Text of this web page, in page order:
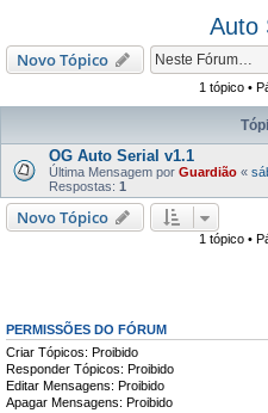
Auto
Novo Tópico
1 tópico •
OG Auto Serial v1.1
Última Mensagem por Guardião «
Respostas: 1
Novo Tópico
1 tópico •
PERMISSÕES DO FÓRUM
Criar Tópicos: Proibido
Responder Tópicos: Proibido
Editar Mensagens: Proibido
Apagar Mensagens: Proibido